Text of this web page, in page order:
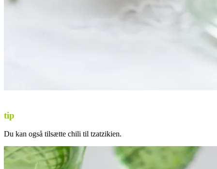
tip
Du kan også tilsætte chili til tzatzikien.